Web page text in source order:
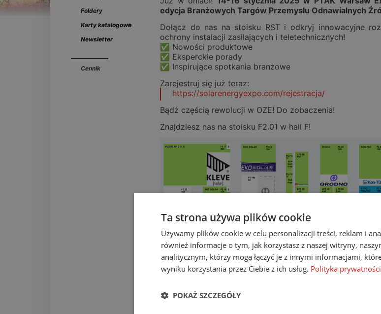
Foldery
Karty katalogowe
Newsletter
Cennik
edycja Branżowych Targów Przemysłu Odnawialnych
Dołącz do nas na stoisku RST i odkryj innowacyjne
ochrony instalacji zasilających i teletechnicznych!
✅ Nowości produktowe
✅ Eksperckie porady
✅ Inspirujące spotkania branżowe
Zarejestruj się już teraz:
https://solarenergyexpo.com/rejestracja/
Bądź częścią rewolucji w OZE! Do zobaczenia!
Znajdziesz nas na stoisku F2.01 w hali F!
Ta strona używa plików cookie
Używamy plików cookie w celu personalizacji treści, reklam i
również informacje o tym, jak korzystasz z naszej witryny,
analitycznym, którzy mogą łączyć je z innymi informacjami,
wyniku korzystania przez Ciebie z ich usług. Polityka prywatności
POKAŻ SZCZEGÓŁY